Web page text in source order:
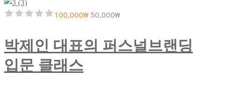
100,000₩ 50,000₩
박제인 대표의 퍼스널브랜딩
입문 클래스